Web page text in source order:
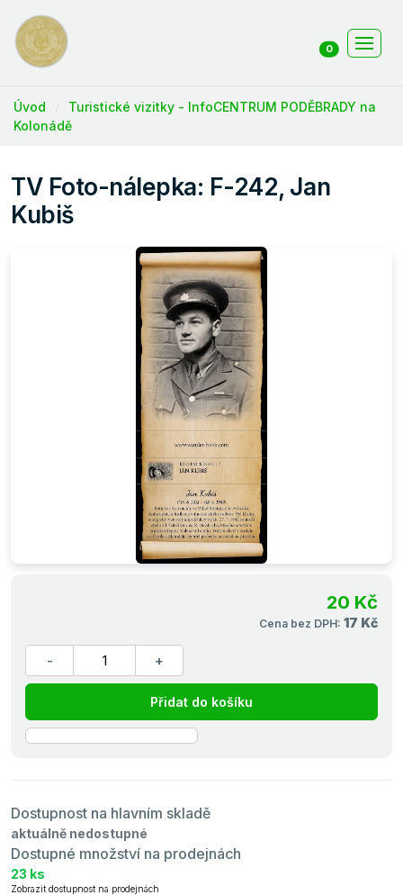
0
Úvod
Turistické vizitky - InfoCENTRUM PODĚBRADY na
Kolonádě
TV Foto-nálepka: F-242, Jan
Kubiš
20 Kč
Cena bez DPH: 17 Kč
Přidat do košíku
Dostupnost na hlavním skladě
aktuálně nedostupné
Dostupné množství na prodejnách
23 ks
Zobrazit dostupnost na prodejnách